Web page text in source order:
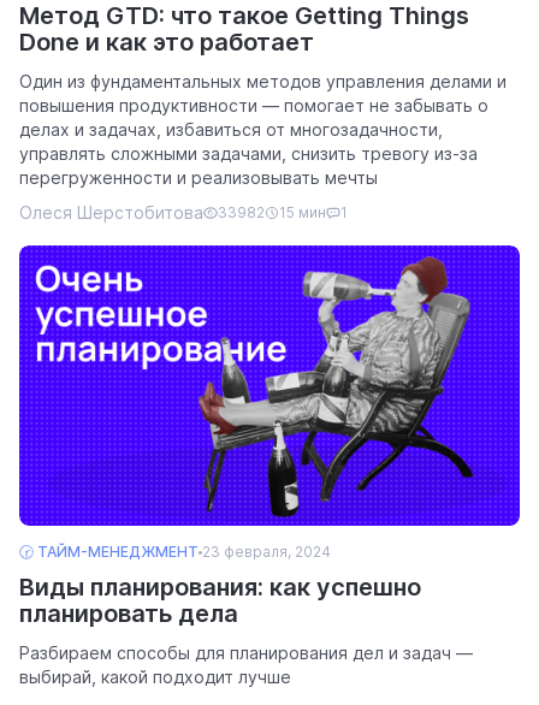
Метод GTD: что такое Getting Things
Done и как это работает
Один из фундаментальных методов управления делами и
повышения продуктивности — помогает не забывать о
делах и задачах, избавиться от многозадачности,
управлять сложными задачами, снизить тревогу из-за
перегруженности и реализовывать мечты
Олеся Шерстобитова
33982 15 мин 1
🕝 ТАЙМ-МЕНЕДЖМЕНТ 23 февраля, 2024
Виды планирования: как успешно
планировать дела
Разбираем способы для планирования дел и задач —
выбирай, какой подходит лучше